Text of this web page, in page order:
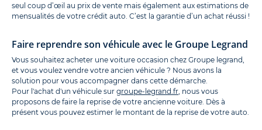
seul coup d’œil au prix de vente mais également aux estimations de
mensualités de votre crédit auto. C’est la garantie d’un achat réussi !
Faire reprendre son véhicule avec le Groupe Legrand
Vous souhaitez acheter une voiture occasion chez Groupe legrand,
et vous voulez vendre votre ancien véhicule ? Nous avons la
solution pour vous accompagner dans cette démarche.
Pour l'achat d'un véhicule sur groupe-legrand.fr , nous vous
proposons de faire la reprise de votre ancienne voiture. Dès à
présent vous pouvez estimer le montant de la reprise de votre auto.